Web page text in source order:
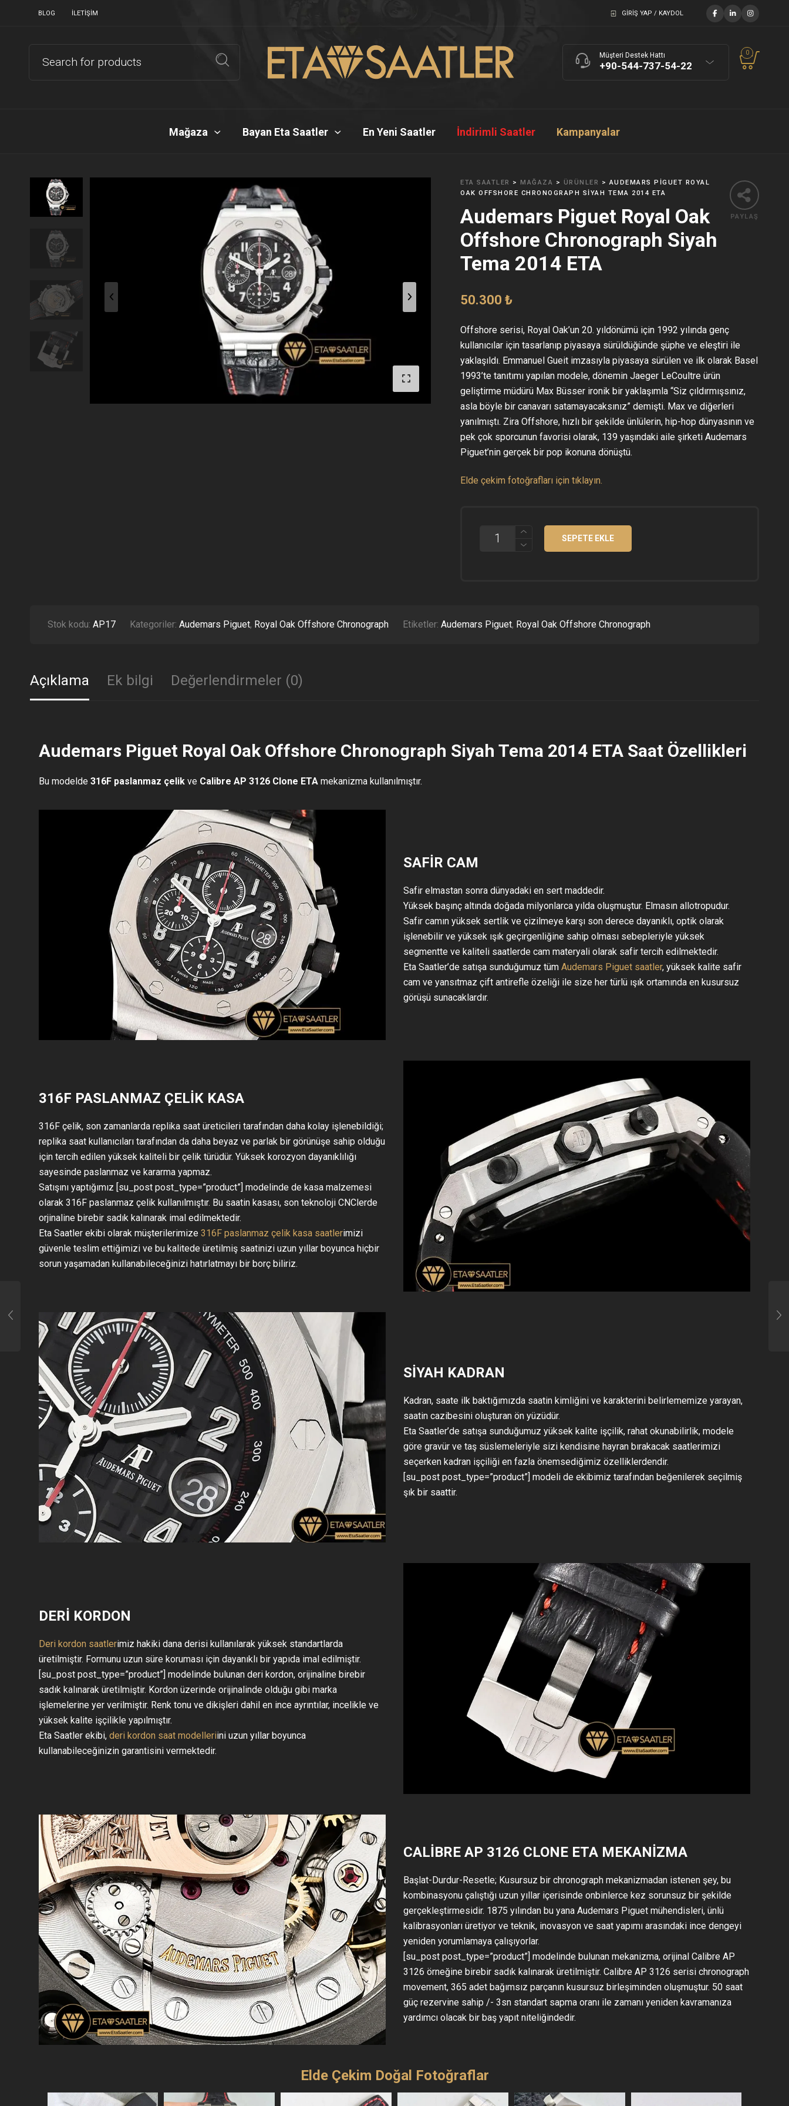
BLOG İLETIŞIM GIRIŞ YAP / KAYDOL
Müşteri Destek Hattı
+90-544-737-54-22
0
Mağaza Bayan Eta Saatler En Yeni Saatler İndirimli Saatler Kampanyalar
PAYLAŞ
ETA SAATLER > MAĞAZA > ÜRÜNLER >AUDEMARS PIGUET ROYAL
OAK OFFSHORE CHRONOGRAPH SIYAH TEMA 2014 ETA
Audemars Piguet Royal Oak
Offshore Chronograph Siyah
Tema 2014 ETA
50.300₺
Offshore serisi, Royal Oak’un 20. yıldönümü için 1992 yılında genç
kullanıcılar için tasarlanıp piyasaya sürüldüğünde şüphe ve eleştiri ile
yaklaşıldı. Emmanuel Gueit imzasıyla piyasaya sürülen ve ilk olarak Basel
1993’te tanıtımı yapılan modele, dönemin Jaeger LeCoultre ürün
geliştirme müdürü Max Büsser ironik bir yaklaşımla “Siz çıldırmışsınız,
asla böyle bir canavarı satamayacaksınız” demişti. Max ve diğerleri
yanılmıştı. Zira Offshore, hızlı bir şekilde ünlülerin, hip-hop dünyasının ve
pek çok sporcunun favorisi olarak, 139 yaşındaki aile şirketi Audemars
Piguet’nin gerçek bir pop ikonuna dönüştü.
Elde çekim fotoğrafları için tıklayın.
AUDEMARS
PIGUET
ETA
SEPETE EKLE
Stok kodu: AP17 Kategoriler: Audemars Piguet, Royal Oak Offshore Chronograph Etiketler: Audemars Piguet, Royal Oak Offshore Chronograph
Açıklama Ek bilgi Değerlendirmeler (0)
Audemars Piguet Royal Oak Offshore Chronograph Siyah Tema 2014 ETA Saat Özellikleri
Bu modelde 316F paslanmaz çelikve Calibre AP 3126 Clone ETAmekanizma kullanılmıştır.
SAFİR CAM
Safir elmastan sonra dünyadaki en sert maddedir.
Yüksek başınç altında doğada milyonlarca yılda oluşmuştur. Elmasın allotropudur.
Safir camın yüksek sertlik ve çizilmeye karşı son derece dayanıklı, optik olarak
işlenebilir ve yüksek ışık geçirgenliğine sahip olması sebepleriyle yüksek
segmentte ve kaliteli saatlerde cam materyali olarak safir tercih edilmektedir.
Eta Saatler’de satışa sunduğumuz tüm Audemars Piguet saatler, yüksek kalite safir
cam ve yansıtmaz çift antirefle özeliği ile size her türlü ışık ortamında en kusursuz
görüşü sunacaklardır.
316F PASLANMAZ ÇELİK KASA
316F çelik, son zamanlarda replika saat üreticileri tarafından daha kolay işlenebildiği;
replika saat kullanıcıları tarafından da daha beyaz ve parlak bir görünüşe sahip olduğu
için tercih edilen yüksek kaliteli bir çelik türüdür. Yüksek korozyon dayanıklılığı
sayesinde paslanmaz ve kararma yapmaz.
Satışını yaptığımız [su_post post_type=”product”] modelinde de kasa malzemesi
olarak 316F paslanmaz çelik kullanılmıştır. Bu saatin kasası, son teknoloji CNClerde
orjinaline birebir sadık kalınarak imal edilmektedir.
Eta Saatler ekibi olarak müşterilerimize 316F paslanmaz çelik kasa saatlerimizi
güvenle teslim ettiğimizi ve bu kalitede üretilmiş saatinizi uzun yıllar boyunca hiçbir
sorun yaşamadan kullanabileceğinizi hatırlatmayı bir borç biliriz.
SİYAH KADRAN
Kadran, saate ilk baktığımızda saatin kimliğini ve karakterini belirlememize yarayan,
saatin cazibesini oluşturan ön yüzüdür.
Eta Saatler’de satışa sunduğumuz yüksek kalite işçilik, rahat okunabilirlik, modele
göre gravür ve taş süslemeleriyle sizi kendisine hayran bırakacak saatlerimizi
seçerken kadran işçiliği en fazla önemsediğimiz özelliklerdendir.
[su_post post_type=”product”] modeli de ekibimiz tarafından beğenilerek seçilmiş
şık bir saattir.
DERİ KORDON
Deri kordon saatlerimiz hakiki dana derisi kullanılarak yüksek standartlarda
üretilmiştir. Formunu uzun süre koruması için dayanıklı bir yapıda imal edilmiştir.
[su_post post_type=”product”] modelinde bulunan deri kordon, orijinaline birebir
sadık kalınarak üretilmiştir. Kordon üzerinde orijinalinde olduğu gibi marka
işlemelerine yer verilmiştir. Renk tonu ve dikişleri dahil en ince ayrıntılar, incelikle ve
yüksek kalite işçilikle yapılmıştır.
Eta Saatler ekibi, deri kordon saat modelleriini uzun yıllar boyunca
kullanabileceğinizin garantisini vermektedir.
CALIBRE AP 3126 CLONE ETA MEKANIZMA
Başlat-Durdur-Resetle; Kusursuz bir chronograph mekanizmadan istenen şey, bu
kombinasyonu çalıştığı uzun yıllar içerisinde onbinlerce kez sorunsuz bir şekilde
gerçekleştirmesidir. 1875 yılından bu yana Audemars Piguet mühendisleri, ünlü
kalibrasyonları üretiyor ve teknik, inovasyon ve saat yapımı arasındaki ince dengeyi
yeniden yorumlamaya çalışıyorlar.
[su_post post_type=”product”] modelinde bulunan mekanizma, orijinal Calibre AP
3126 örneğine birebir sadık kalınarak üretilmiştir. Calibre AP 3126 serisi chronograph
movement, 365 adet bağımsız parçanın kusursuz birleşiminden oluşmuştur. 50 saat
güç rezervine sahip /- 3sn standart sapma oranı ile zamanı yeniden kavramanıza
yardımcı olacak bir baş yapıt niteliğindedir.
Elde Çekim Doğal Fotoğraflar